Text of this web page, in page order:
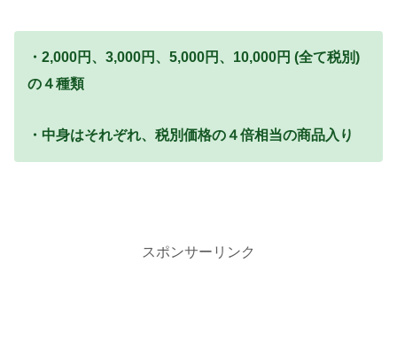
・2,000円、3,000円、5,000円、10,000円 (全て税別)
の４種類
・中身はそれぞれ、税別価格の４倍相当の商品入り
スポンサーリンク